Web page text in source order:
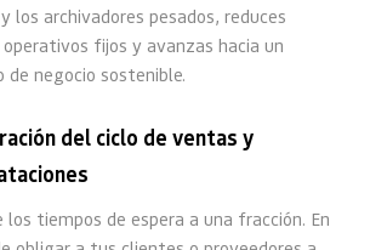
los archivadores pesados, reduces
fijos y avanzas hacia un
de negocio sostenible.
del ciclo de ventas y
los tiempos de espera a una fracción. En